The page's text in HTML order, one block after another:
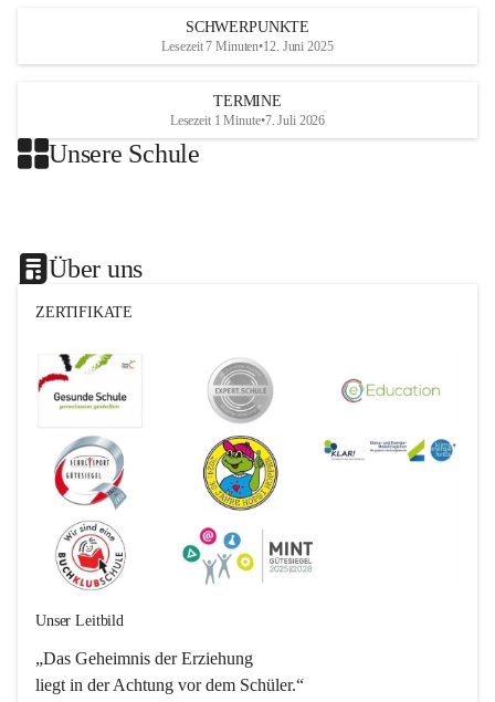
SCHWERPUNKTE
Lesezeit 7 Minuten•12. Juni 2025
TERMINE
Lesezeit 1 Minute•7. Juli 2026
Unsere Schule
Über uns
ZERTIFIKATE
Unser Leitbild
„Das Geheimnis der Erziehung
liegt in der Achtung vor dem Schüler.“